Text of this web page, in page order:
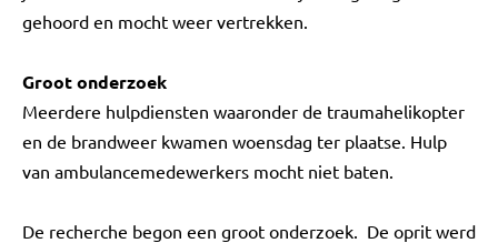
gehoord en mocht weer vertrekken.
Groot onderzoek
Meerdere hulpdiensten waaronder de traumahelikopter
en de brandweer kwamen woensdag ter plaatse. Hulp
van ambulancemedewerkers mocht niet baten.
De recherche begon een groot onderzoek. De oprit werd